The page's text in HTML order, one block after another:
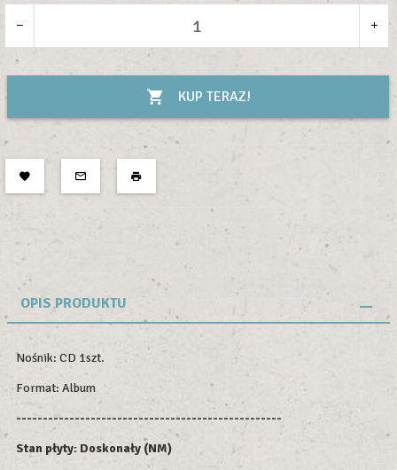
KUP TERAZ!
OPIS PRODUKTU
Nośnik: CD 1szt.
Format: Album
--------------------------------------------------
Stan płyty: Doskonały (NM)